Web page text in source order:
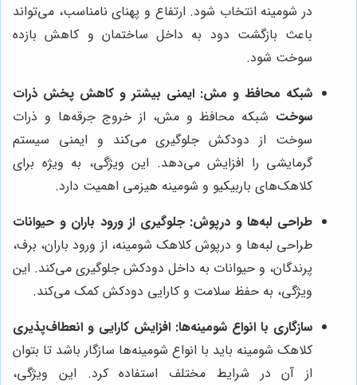
در شومینه انتخاب شود. ارتفاع و پهنای نامناسب، می‌تواند
باعث بازگشت دود به داخل ساختمان و کاهش بازده
سوخت شود.
شبکه محافظ و مش: ایمنی بیشتر و کاهش پخش ذرات
سوخت شبکه محافظ و مش، از خروج جرقه‌ها و ذرات
سوخت از دودکش جلوگیری می‌کند و ایمنی سیستم
گرمایشی را افزایش می‌دهد. این ویژگی، به ویژه برای
کلاهک‌های باربیکیو و شومینه هیزمی اهمیت دارد.
طراحی لبه‌ها و درپوش: جلوگیری از ورود باران و حیوانات
طراحی لبه‌ها و درپوش کلاهک شومینه، از ورود باران، برف،
پرندگان، و حیوانات به داخل دودکش جلوگیری می‌کند. این
ویژگی، به حفظ سلامت و کارایی دودکش کمک می‌کند.
سازگاری با انواع شومینه‌ها: افزایش کارایی و انعطاف‌پذیری
کلاهک شومینه باید با انواع شومینه‌ها سازگار باشد تا بتوان
از آن در شرایط مختلف استفاده کرد. این ویژگی،